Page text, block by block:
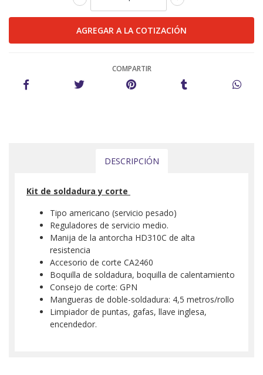
COMPARTIR
DESCRIPCIÓN
Kit de soldadura y corte
Tipo americano (servicio pesado)
Reguladores de servicio medio.
Manija de la antorcha HD310C de alta
resistencia
Accesorio de corte CA2460
Boquilla de soldadura, boquilla de calentamiento
Consejo de corte: GPN
Mangueras de doble-soldadura: 4,5 metros/rollo
Limpiador de puntas, gafas, llave inglesa,
encendedor.